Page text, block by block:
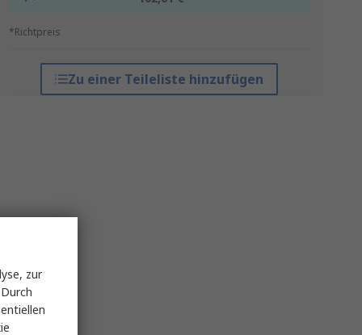
*Richtpreis
Zu einer Teileliste hinzufügen
zur